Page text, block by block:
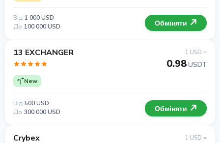
Від 1 000 USD
До 100 000 USD Обміняти
13 EXCHANGER
New
1 USD =
0.98USDT
Від 500 USD
До 300 000 USD Обміняти
Crybex 1 USD =